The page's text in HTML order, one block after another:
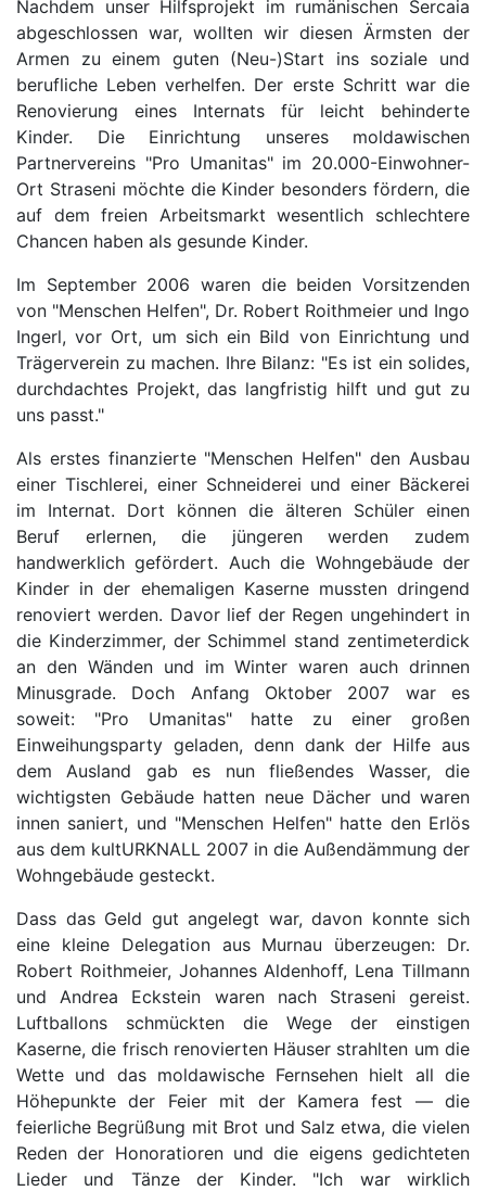
Nachdem unser Hilfsprojekt im rumänischen Sercaia
abgeschlossen war, wollten wir diesen Ärmsten der
Armen zu einem guten (Neu-)Start ins soziale und
berufliche Leben verhelfen. Der erste Schritt war die
Renovierung eines Internats für leicht behinderte
Kinder. Die Einrichtung unseres moldawischen
Partnervereins "Pro Umanitas" im 20.000-Einwohner-
Ort Straseni möchte die Kinder besonders fördern, die
auf dem freien Arbeitsmarkt wesentlich schlechtere
Chancen haben als gesunde Kinder.
Im September 2006 waren die beiden Vorsitzenden
von "Menschen Helfen", Dr. Robert Roithmeier und Ingo
Ingerl, vor Ort, um sich ein Bild von Einrichtung und
Trägerverein zu machen. Ihre Bilanz: "Es ist ein solides,
durchdachtes Projekt, das langfristig hilft und gut zu
uns passt."
Als erstes finanzierte "Menschen Helfen" den Ausbau
einer Tischlerei, einer Schneiderei und einer Bäckerei
im Internat. Dort können die älteren Schüler einen
Beruf erlernen, die jüngeren werden zudem
handwerklich gefördert. Auch die Wohngebäude der
Kinder in der ehemaligen Kaserne mussten dringend
renoviert werden. Davor lief der Regen ungehindert in
die Kinderzimmer, der Schimmel stand zentimeterdick
an den Wänden und im Winter waren auch drinnen
Minusgrade. Doch Anfang Oktober 2007 war es
soweit: "Pro Umanitas" hatte zu einer großen
Einweihungsparty geladen, denn dank der Hilfe aus
dem Ausland gab es nun fließendes Wasser, die
wichtigsten Gebäude hatten neue Dächer und waren
innen saniert, und "Menschen Helfen" hatte den Erlös
aus dem kultURKNALL 2007 in die Außendämmung der
Wohngebäude gesteckt.
Dass das Geld gut angelegt war, davon konnte sich
eine kleine Delegation aus Murnau überzeugen: Dr.
Robert Roithmeier, Johannes Aldenhoff, Lena Tillmann
und Andrea Eckstein waren nach Straseni gereist.
Luftballons schmückten die Wege der einstigen
Kaserne, die frisch renovierten Häuser strahlten um die
Wette und das moldawische Fernsehen hielt all die
Höhepunkte der Feier mit der Kamera fest — die
feierliche Begrüßung mit Brot und Salz etwa, die vielen
Reden der Honoratioren und die eigens gedichteten
Lieder und Tänze der Kinder. "Ich war wirklich